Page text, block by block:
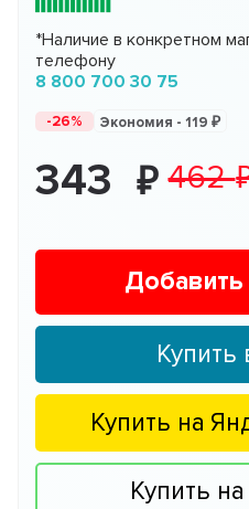
*Наличие в конкретном
телефону
8 800 700 30 75
-26% Экономия -119
343 462
Добавить
Купить
Купить на
Купить на